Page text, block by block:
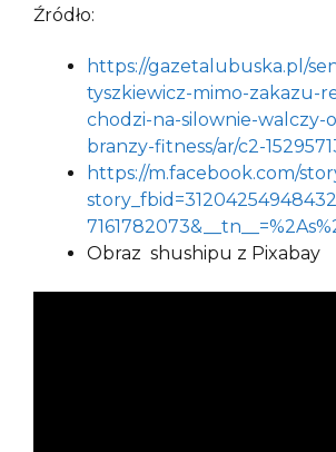
Źródło:
https://gazetalubuska.pl/
tyszkiewicz-mimo-zakazu-
chodzi-na-silownie-walczy-
branzy-fitness/ar/c2-
https://m.facebook.com/
Obraz shushipu z Pixabay